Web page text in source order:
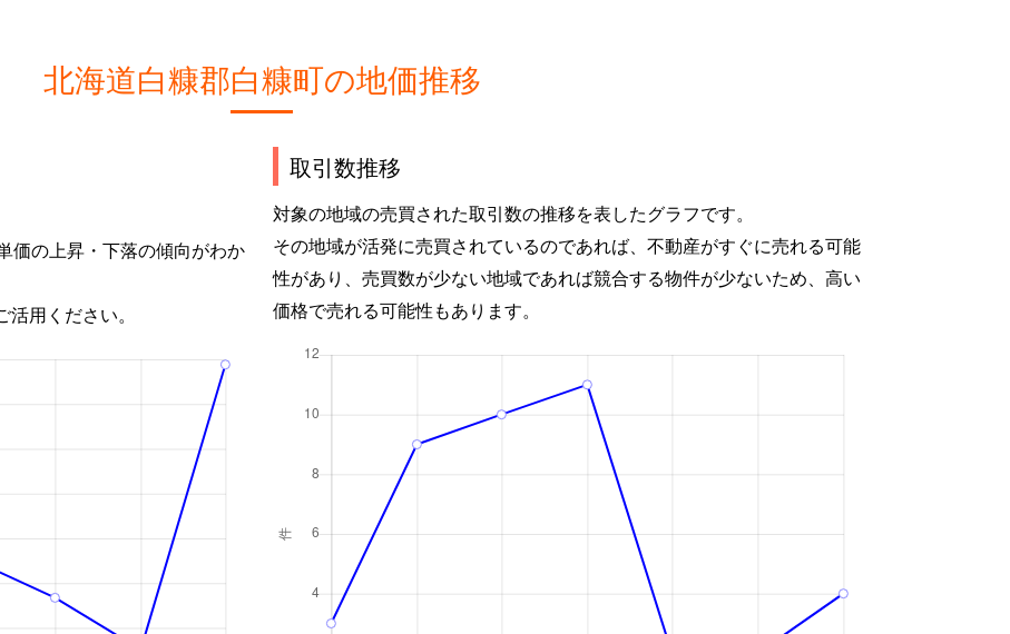
北海道白糠郡白糠町の地価推移
価の上昇・下落の傾向がわか
用ください。
取引数推移
対象の地域の売買された取引数の推移を表したグラフです。
その地域が活発に売買されているのであれば、不動産がすぐに売れる可能
性があり、売買数が少ない地域であれば競合する物件が少ないため、高い
価格で売れる可能性もあります。